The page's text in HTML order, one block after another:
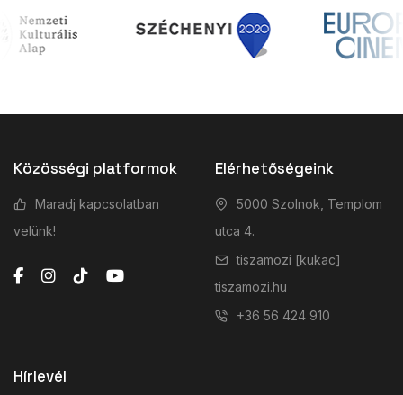
Közösségi platformok
Maradj kapcsolatban
velünk!
Elérhetőségeink
5000 Szolnok, Templom
utca 4.
tiszamozi [kukac]
tiszamozi.hu
+36 56 424 910
Hírlevél